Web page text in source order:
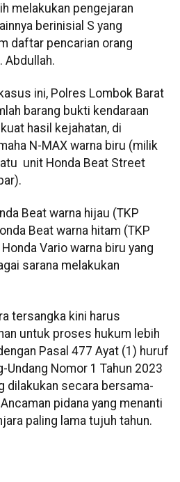
melakukan pengejaran
berinisial S yang
daftar pencarian orang
Abdullah.
ini, Polres Lombok Barat
barang bukti kendaraan
hasil kejahatan, di
N-MAX warna biru (milik
unit Honda Beat Street
Beat warna hijau (TKP
Beat warna hitam (TKP
Vario warna biru yang
sarana melakukan
tersangka kini harus
untuk proses hukum lebih
Pasal 477 Ayat (1) huruf
Undang Nomor 1 Tahun 2023
dilakukan secara bersama-
pidana yang menanti
paling lama tujuh tahun.